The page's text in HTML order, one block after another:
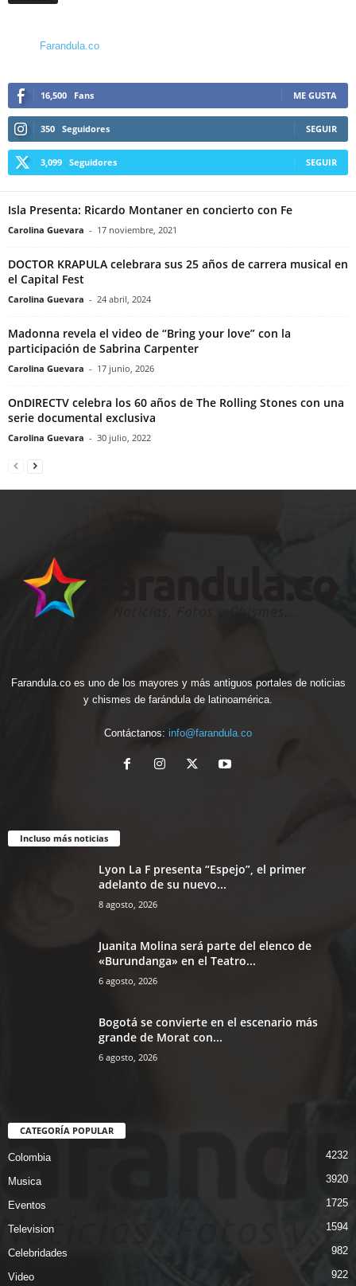
Farandula.co
16,500 Fans ME GUSTA
350 Seguidores SEGUIR
3,099 Seguidores SEGUIR
Isla Presenta: Ricardo Montaner en concierto con Fe
Carolina Guevara - 17 noviembre, 2021
DOCTOR KRAPULA celebrara sus 25 años de carrera musical en
el Capital Fest
Carolina Guevara - 24 abril, 2024
Madonna revela el video de “Bring your love” con la
participación de Sabrina Carpenter
Carolina Guevara - 17 junio, 2026
OnDIRECTV celebra los 60 años de The Rolling Stones con una
serie documental exclusiva
Carolina Guevara - 30 julio, 2022
Farandula.co es uno de los mayores y más antiguos portales de noticias
y chismes de farándula de latinoamérica.
Contáctanos: info@farandula.co
Incluso más noticias
Lyon La F presenta “Espejo”, el primer
adelanto de su nuevo...
8 agosto, 2026
Juanita Molina será parte del elenco de
«Burundanga» en el Teatro...
6 agosto, 2026
Bogotá se convierte en el escenario más
grande de Morat con...
6 agosto, 2026
CATEGORÍA POPULAR
Colombia 4232
Musica 3920
Eventos 1725
Television 1594
Celebridades 982
Video 922